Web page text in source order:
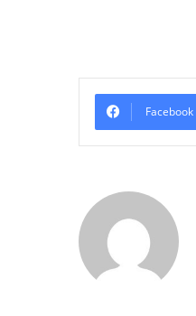
Facebook